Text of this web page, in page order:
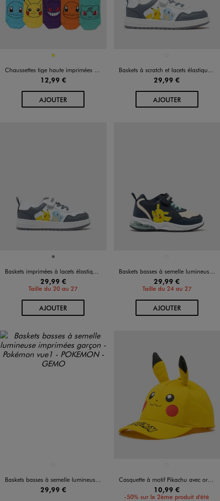
Disponible en 1 coloris
JAUNE
Chaussettes tige haute imprimées garçon - Pokémon (lot de 5 paires)
12,99 €
AJOUTERAU PANIER
Baskets à scratch et lacets élastiqués garçon - Pokémon
29,99 €
AJOUTERAU PANIER
Disponible en 1 coloris
GRIS
Baskets imprimées à lacets élastiques et bride scratch garçon - Pokémon
29,99 €
Taille du 20 au 27
AJOUTERAU PANIER
Baskets basses à semelle lumineuse imprimées garçon - Pokémon
29,99 €
Taille du 24 au 27
AJOUTERAU PANIER
Baskets basses à semelle lumineuse imprimées garçon - Pokémon
29,99 €
Casquette à motif Pikachu avec oreilles fantaisie garçon - Pokemon
10,99 €
-50% sur le 2ème produit d'été